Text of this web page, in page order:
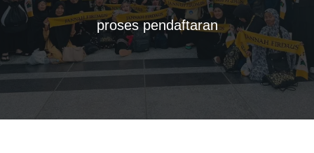
proses pendaftaran